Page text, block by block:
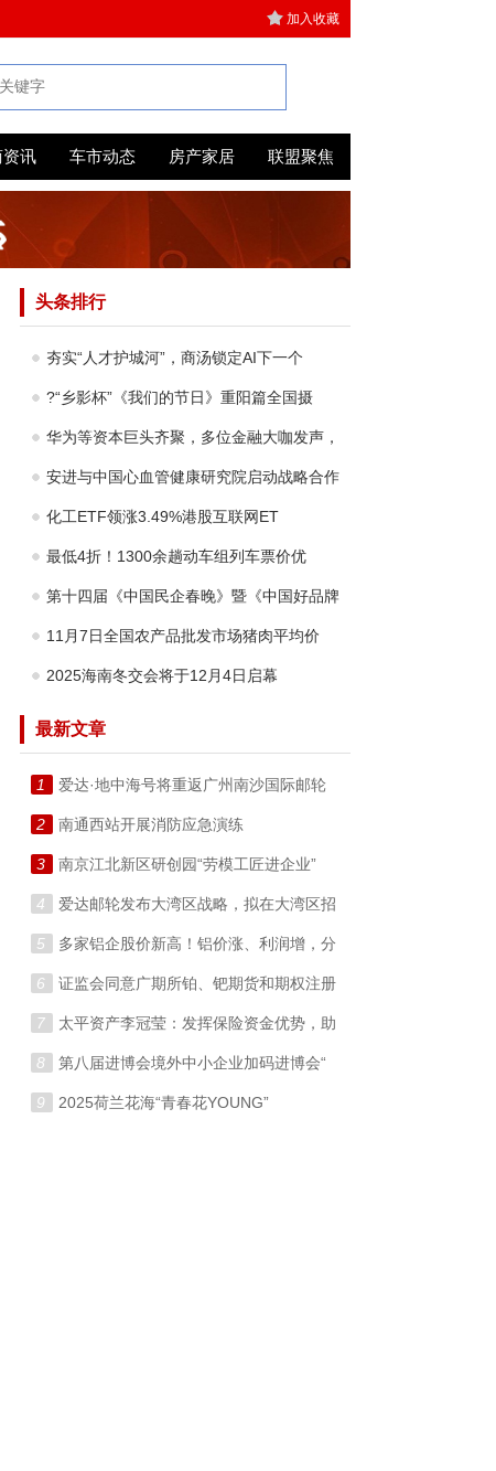
加入收藏
资讯 车市动态 房产家居 联盟聚焦
头条排行
夯实“人才护城河”，商汤锁定AI下一个
?“乡影杯”《我们的节日》重阳篇全国摄
华为等资本巨头齐聚，多位金融大咖发声，
安进与中国心血管健康研究院启动战略合作
化工ETF领涨3.49%港股互联网ET
最低4折！1300余趟动车组列车票价优
第十四届《中国民企春晚》暨《中国好品牌
11月7日全国农产品批发市场猪肉平均价
2025海南冬交会将于12月4日启幕
最新文章
1 爱达·地中海号将重返广州南沙国际邮轮
2 南通西站开展消防应急演练
3 南京江北新区研创园“劳模工匠进企业”
4 爱达邮轮发布大湾区战略，拟在大湾区招
5 多家铝企股价新高！铝价涨、利润增，分
6 证监会同意广期所铂、钯期货和期权注册
7 太平资产李冠莹：发挥保险资金优势，助
8 第八届进博会境外中小企业加码进博会“
9 2025荷兰花海“青春花YOUNG”